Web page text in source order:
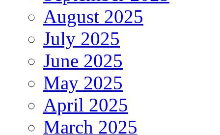
August 2025
July 2025
June 2025
May 2025
April 2025
March 2025